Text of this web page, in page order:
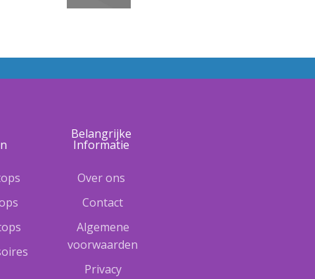
Belangrijke
Informatie
Over ons
Contact
Algemene
voorwaarden
Privacy